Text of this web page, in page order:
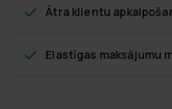
Ātra klientu
Elastīgas maksājumu